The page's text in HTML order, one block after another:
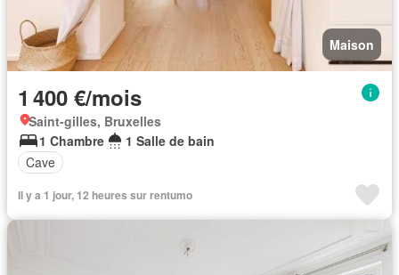
Maison
1 400 €/mois
Saint-gilles, Bruxelles
1 Chambre
1 Salle de bain
Cave
Il y a 1 jour, 12 heures sur rentumo